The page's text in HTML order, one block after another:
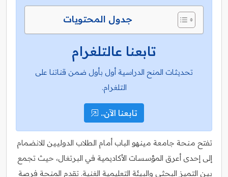
جدول المحتويات
تابعنا عالتلغرام
تحديثات المنح الدراسية أول بأول ضمن قناتنا على
التلغرام.
تابعنا الآن..
تفتح منحة جامعة مينهو الباب أمام الطلاب الدوليين للانضمام
إلى إحدى أعرق المؤسسات الأكاديمية في البرتغال، حيث تجمع
بين التميز البحثي والبيئة التعليمية الغنية. تقدم المنحة فرصة